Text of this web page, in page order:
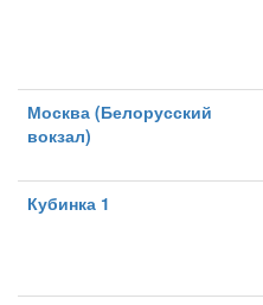
Москва (Белорусский
вокзал)
Кубинка 1